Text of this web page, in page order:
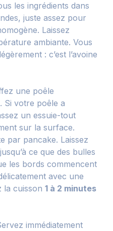
les ingrédients dans
juste assez pour
Laissez
ambiante. Vous
: c’est l’avoine
une poêle
Si votre poêle a
un essuie-tout
sur la surface.
par pancake. Laissez
ce que des bulles
les bords commencent
avec une
la cuisson 1 à 2 minutes
immédiatement